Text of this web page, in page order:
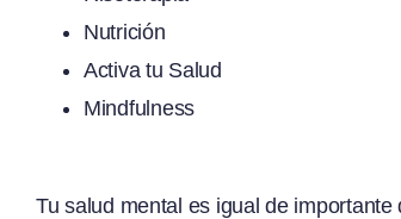
Nutrición
Activa tu Salud
Mindfulness
Tu salud mental es igual de importante